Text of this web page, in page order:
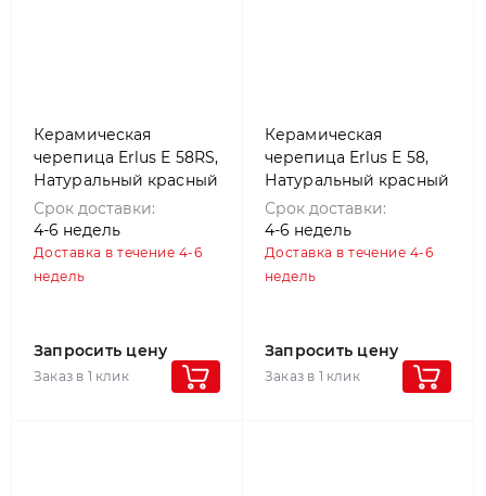
Керамическая
черепица Erlus E 58RS,
Натуральный красный
Срок доставки:
4-6 недель
Доставка в течение 4-6
недель
Запросить цену
Заказ в 1 клик
Керамическая
черепица Erlus E 58,
Натуральный красный
Срок доставки:
4-6 недель
Доставка в течение 4-6
недель
Запросить цену
Заказ в 1 клик